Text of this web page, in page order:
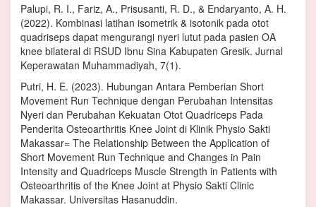
Palupi, R. I., Fariz, A., Prisusanti, R. D., & Endaryanto, A. H.
(2022). Kombinasi latihan isometrik & isotonik pada otot
quadriseps dapat mengurangi nyeri lutut pada pasien OA
knee bilateral di RSUD Ibnu Sina Kabupaten Gresik. Jurnal
Keperawatan Muhammadiyah, 7(1).
Putri, H. E. (2023). Hubungan Antara Pemberian Short
Movement Run Technique dengan Perubahan Intensitas
Nyeri dan Perubahan Kekuatan Otot Quadriceps Pada
Penderita Osteoarthritis Knee Joint di Klinik Physio Sakti
Makassar= The Relationship Between the Application of
Short Movement Run Technique and Changes in Pain
Intensity and Quadriceps Muscle Strength in Patients with
Osteoarthritis of the Knee Joint at Physio Sakti Clinic
Makassar. Universitas Hasanuddin.